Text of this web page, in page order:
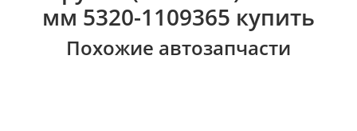
мм 5320-1109365 купить
Похожие автозапчасти